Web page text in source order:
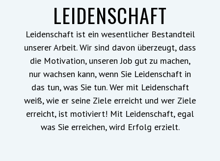
LEIDENSCHAFT
Leidenschaft ist ein wesentlicher Bestandteil
unserer Arbeit. Wir sind davon überzeugt, dass
die Motivation, unseren Job gut zu machen,
nur wachsen kann, wenn Sie Leidenschaft in
das tun, was Sie tun. Wer mit Leidenschaft
weiß, wie er seine Ziele erreicht und wer Ziele
erreicht, ist motiviert! Mit Leidenschaft, egal
was Sie erreichen, wird Erfolg erzielt.